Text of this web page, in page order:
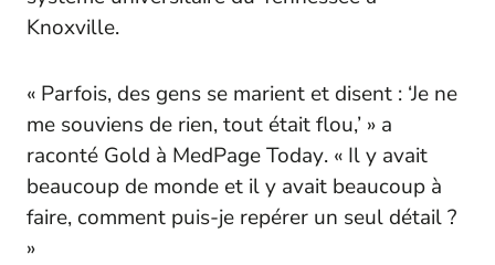
Knoxville.
« Parfois, des gens se marient et disent : ‘Je ne
me souviens de rien, tout était flou,’ » a
raconté Gold à MedPage Today. « Il y avait
beaucoup de monde et il y avait beaucoup à
faire, comment puis-je repérer un seul détail ?
»